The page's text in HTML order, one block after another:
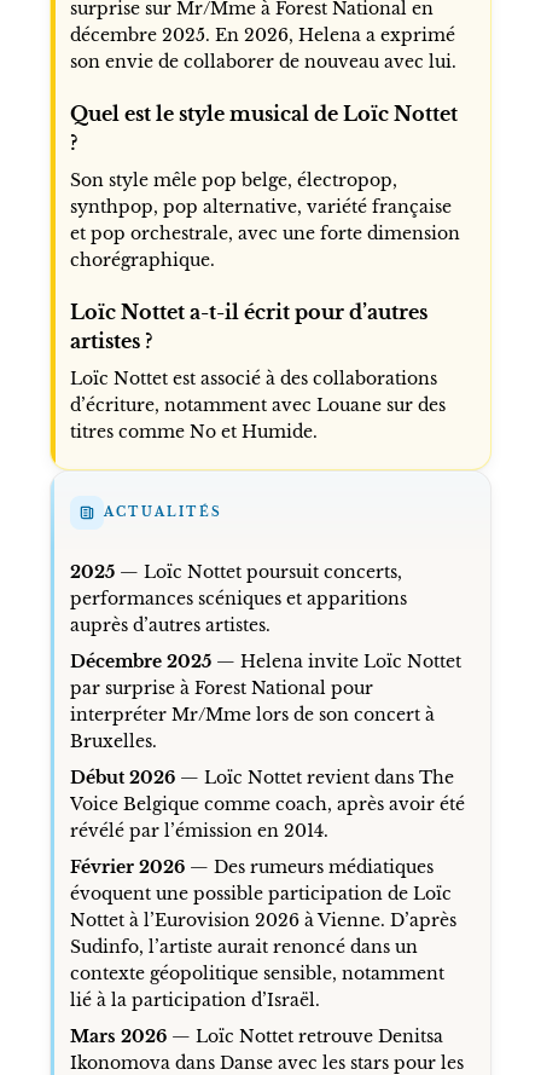
surprise sur Mr/Mme à Forest National en
décembre 2025. En 2026, Helena a exprimé
son envie de collaborer de nouveau avec lui.
Quel est le style musical de Loïc Nottet
?
Son style mêle pop belge, électropop,
synthpop, pop alternative, variété française
et pop orchestrale, avec une forte dimension
chorégraphique.
Loïc Nottet a-t-il écrit pour d’autres
artistes ?
Loïc Nottet est associé à des collaborations
d’écriture, notamment avec Louane sur des
titres comme No et Humide.
ACTUALITÉS
2025— Loïc Nottet poursuit concerts,
performances scéniques et apparitions
auprès d’autres artistes.
Décembre 2025— Helena invite Loïc Nottet
par surprise à Forest National pour
interpréter Mr/Mme lors de son concert à
Bruxelles.
Début 2026— Loïc Nottet revient dans The
Voice Belgique comme coach, après avoir été
révélé par l’émission en 2014.
Février 2026— Des rumeurs médiatiques
évoquent une possible participation de Loïc
Nottet à l’Eurovision 2026 à Vienne. D’après
Sudinfo, l’artiste aurait renoncé dans un
contexte géopolitique sensible, notamment
lié à la participation d’Israël.
Mars 2026— Loïc Nottet retrouve Denitsa
Ikonomova dans Danse avec les stars pour les